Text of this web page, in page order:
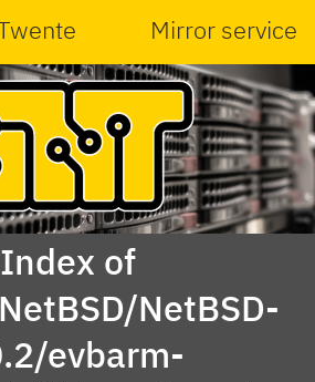
Mirror service
Index of
NetBSD-
evbarm-